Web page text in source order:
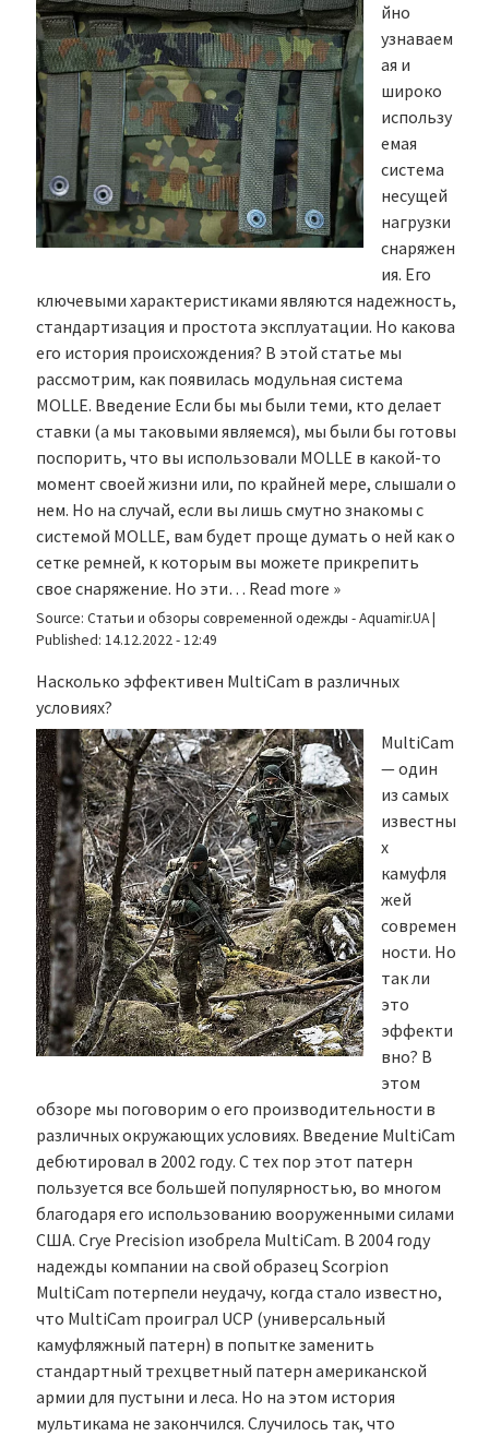
йно
узнаваем
ая и
широко
использу
емая
система
несущей
нагрузки
снаряжен
ия. Его
ключевыми характеристиками являются надежность,
стандартизация и простота эксплуатации. Но какова
его история происхождения? В этой статье мы
рассмотрим, как появилась модульная система
MOLLE. Введение Если бы мы были теми, кто делает
ставки (а мы таковыми являемся), мы были бы готовы
поспорить, что вы использовали MOLLE в какой-то
момент своей жизни или, по крайней мере, слышали о
нем. Но на случай, если вы лишь смутно знакомы с
системой MOLLE, вам будет проще думать о ней как о
сетке ремней, к которым вы можете прикрепить
свое снаряжение. Но эти… Read more »
Source: Статьи и обзоры современной одежды - Aquamir.UA|
Published: 14.12.2022 - 12:49
Насколько эффективен MultiCam в различных
условиях?
MultiCam
— один
из самых
известны
х
камуфля
жей
современ
ности. Но
так ли
это
эффекти
вно? В
этом
обзоре мы поговорим о его производительности в
различных окружающих условиях. Введение MultiCam
дебютировал в 2002 году. С тех пор этот патерн
пользуется все большей популярностью, во многом
благодаря его использованию вооруженными силами
США. Crye Precision изобрела MultiCam. В 2004 году
надежды компании на свой образец Scorpion
MultiCam потерпели неудачу, когда стало известно,
что MultiCam проиграл UCP (универсальный
камуфляжный патерн) в попытке заменить
стандартный трехцветный патерн американской
армии для пустыни и леса. Но на этом история
мультикама не закончился. Случилось так, что